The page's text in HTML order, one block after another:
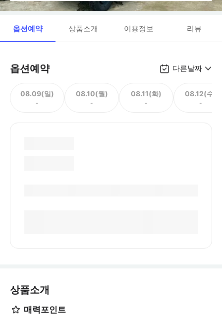
옵션예약 상품소개 이용정보 리뷰
옵션예약 다른날짜
08.09(일)
-
08.10(월)
-
08.11(화)
-
08.12(수)
-
상품소개
매력포인트